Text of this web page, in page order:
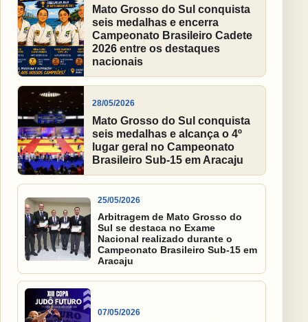
Mato Grosso do Sul conquista
seis medalhas e encerra
Campeonato Brasileiro Cadete
2026 entre os destaques
nacionais
28/05/2026
Mato Grosso do Sul conquista
seis medalhas e alcança o 4º
lugar geral no Campeonato
Brasileiro Sub-15 em Aracaju
25/05/2026
Arbitragem de Mato Grosso do
Sul se destaca no Exame
Nacional realizado durante o
Campeonato Brasileiro Sub-15 em
Aracaju
07/05/2026